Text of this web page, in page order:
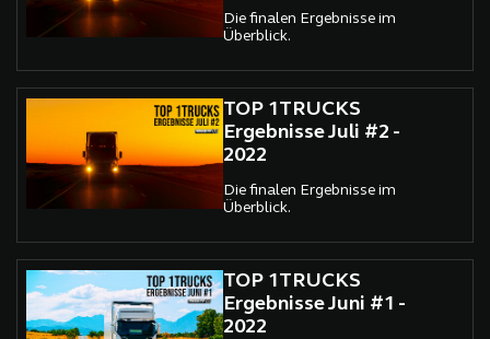
Die finalen Ergebnisse im
Überblick.
TOP 1TRUCKS
Ergebnisse Juli #2 -
2022
Die finalen Ergebnisse im
Überblick.
TOP 1TRUCKS
Ergebnisse Juni #1 -
2022